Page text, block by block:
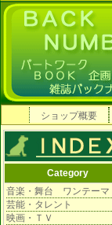
ショップ概要
Category
音楽・舞台 ワンテーマ
芸能・タレント
映画・ＴＶ